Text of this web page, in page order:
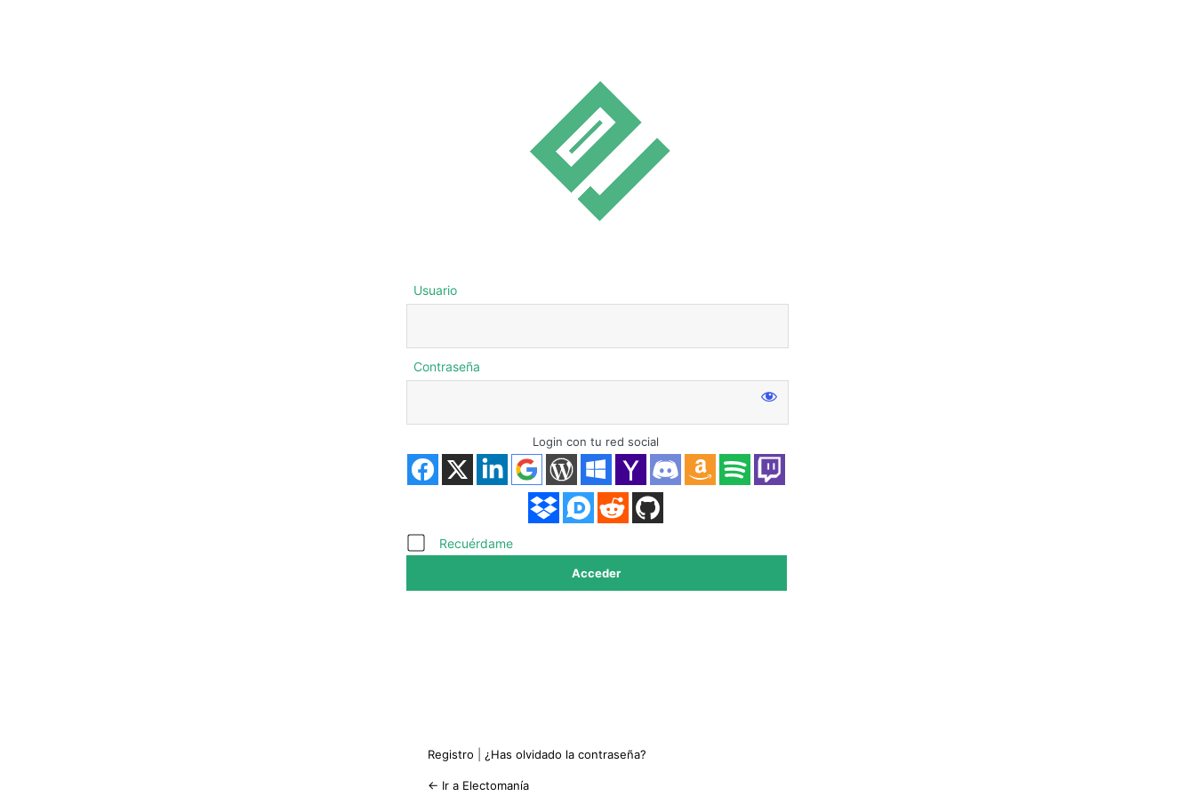
Acceder
Usuario
Contraseña
Login con tu red social
Recuérdame
Registro ¿Has olvidado la contraseña?
← Ir a Electomanía